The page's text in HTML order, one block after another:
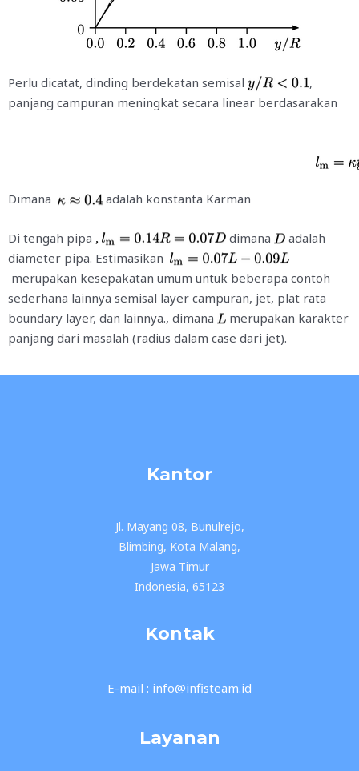
Perlu dicatat, dinding berdekatan semisal
,
panjang campuran meningkat secara linear berdasarakan
Dimana adalah konstanta Karman
Di tengah pipa , dimana
adalah
diameter pipa. Estimasikan
merupakan kesepakatan umum untuk beberapa contoh
sederhana lainnya semisal layer campuran, jet, plat rata
boundary layer, dan lainnya., dimana
merupakan karakter
panjang dari masalah (radius dalam case dari jet).
Kantor
Jl. Mayang 08, Bunulrejo,
Blimbing, Kota Malang,
Jawa Timur
Indonesia, 65123
Kontak
E-mail : info@infisteam.id
Layanan